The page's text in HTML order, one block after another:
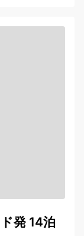
発 14泊